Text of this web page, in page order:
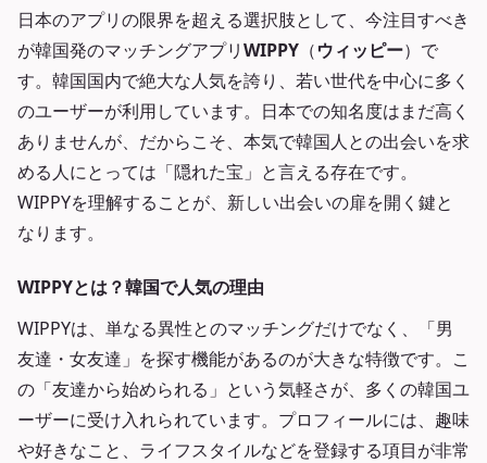
日本のアプリの限界を超える選択肢として、今注目すべき
が韓国発のマッチングアプリWIPPY （ウィッピー）で
す。韓国国内で絶大な人気を誇り、若い世代を中心に多く
のユーザーが利用しています。日本での知名度はまだ高く
ありませんが、だからこそ、本気で韓国人との出会いを求
める人にとっては「隠れた宝」と言える存在です。
WIPPYを理解することが、新しい出会いの扉を開く鍵と
なります。
WIPPYとは？韓国で人気の理由
WIPPYは、単なる異性とのマッチングだけでなく、「男
友達・女友達」を探す機能があるのが大きな特徴です。こ
の「友達から始められる」という気軽さが、多くの韓国ユ
ーザーに受け入れられています。プロフィールには、趣味
や好きなこと、ライフスタイルなどを登録する項目が非常